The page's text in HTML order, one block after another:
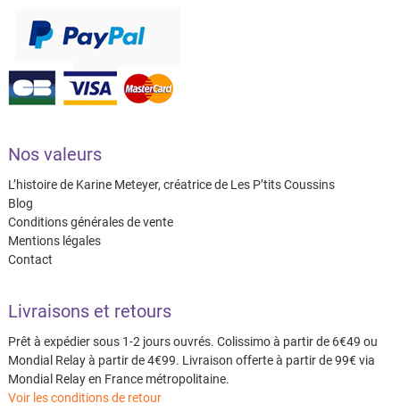
Nos valeurs
L’histoire de Karine Meteyer, créatrice de Les P’tits Coussins
Blog
Conditions générales de vente
Mentions légales
Contact
Livraisons et retours
Prêt à expédier sous 1-2 jours ouvrés. Colissimo à partir de 6€49 ou
Mondial Relay à partir de 4€99. Livraison offerte à partir de 99€ via
Mondial Relay en France métropolitaine.
Voir les conditions de retour